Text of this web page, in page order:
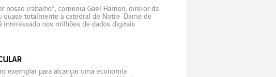
nosso trabalho”, comenta Gaël Hamon, diretor da
quase totalmente a catedral de Notre-Dame de
interessado nos milhões de dados digitais
exemplar para alcançar uma economia